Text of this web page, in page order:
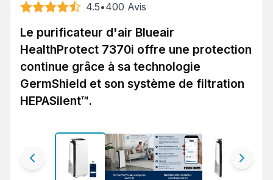
4.5•400 Avis
Le purificateur d'air Blueair
HealthProtect 7370i offre une protection
continue grâce à sa technologie
GermShield et son système de filtration
HEPASilent™.